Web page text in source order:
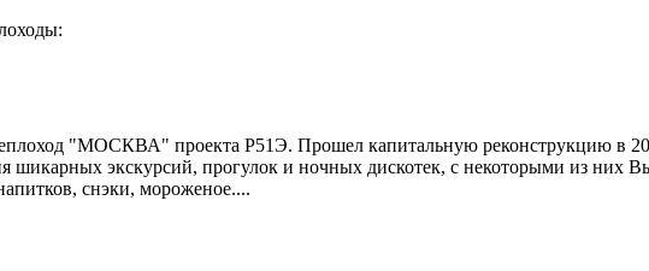
"МОСКВА" проекта Р51Э. Прошел капитальную реконструкцию в
шикарных экскурсий, прогулок и ночных дискотек, с некоторыми из них
снэки, мороженое....